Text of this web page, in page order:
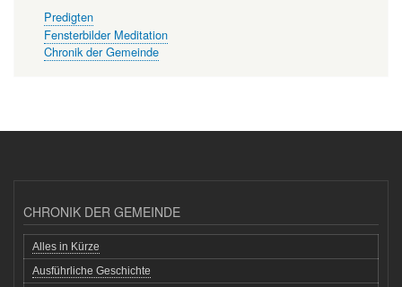
Predigten
Fensterbilder Meditation
Chronik der Gemeinde
CHRONIK DER GEMEINDE
Alles in Kürze
Ausführliche Geschichte